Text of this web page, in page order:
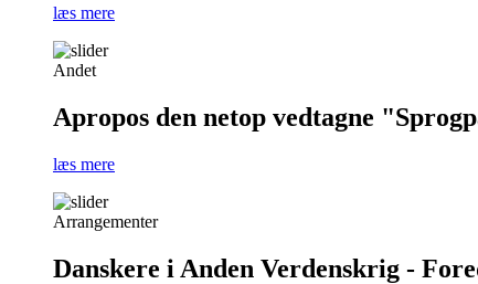
læs mere
Andet
Apropos den netop vedtagne
læs mere
Arrangementer
Danskere i Anden Verdenskrig -